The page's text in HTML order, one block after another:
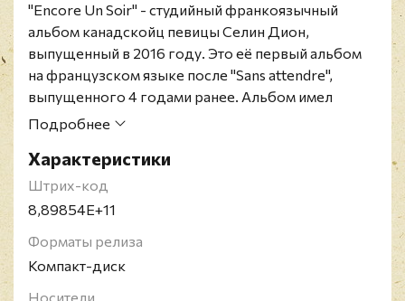
"Encore Un Soir" - студийный франкоязычный
альбом канадскойц певицы Селин Дион,
выпущенный в 2016 году. Это её первый альбом
на французском языке после "Sans attendre",
выпущенного 4 годами ранее. Альбом имел
большой коммерческий успех в
Канаде, Бельгии, Франции и Швейцарии. Во всём
мире альбом разошёлся тиражом около 1,1 млн
экземпляров.
автор песен, актриса и композитор. Родившаяся в
многодетной семье в провинции Квебек, Дион в
подростковом возрасте стала звездой во
Подробнее
Характеристики
Штрих-код
8,89854E+11
Форматы релиза
Компакт-диск
Носители